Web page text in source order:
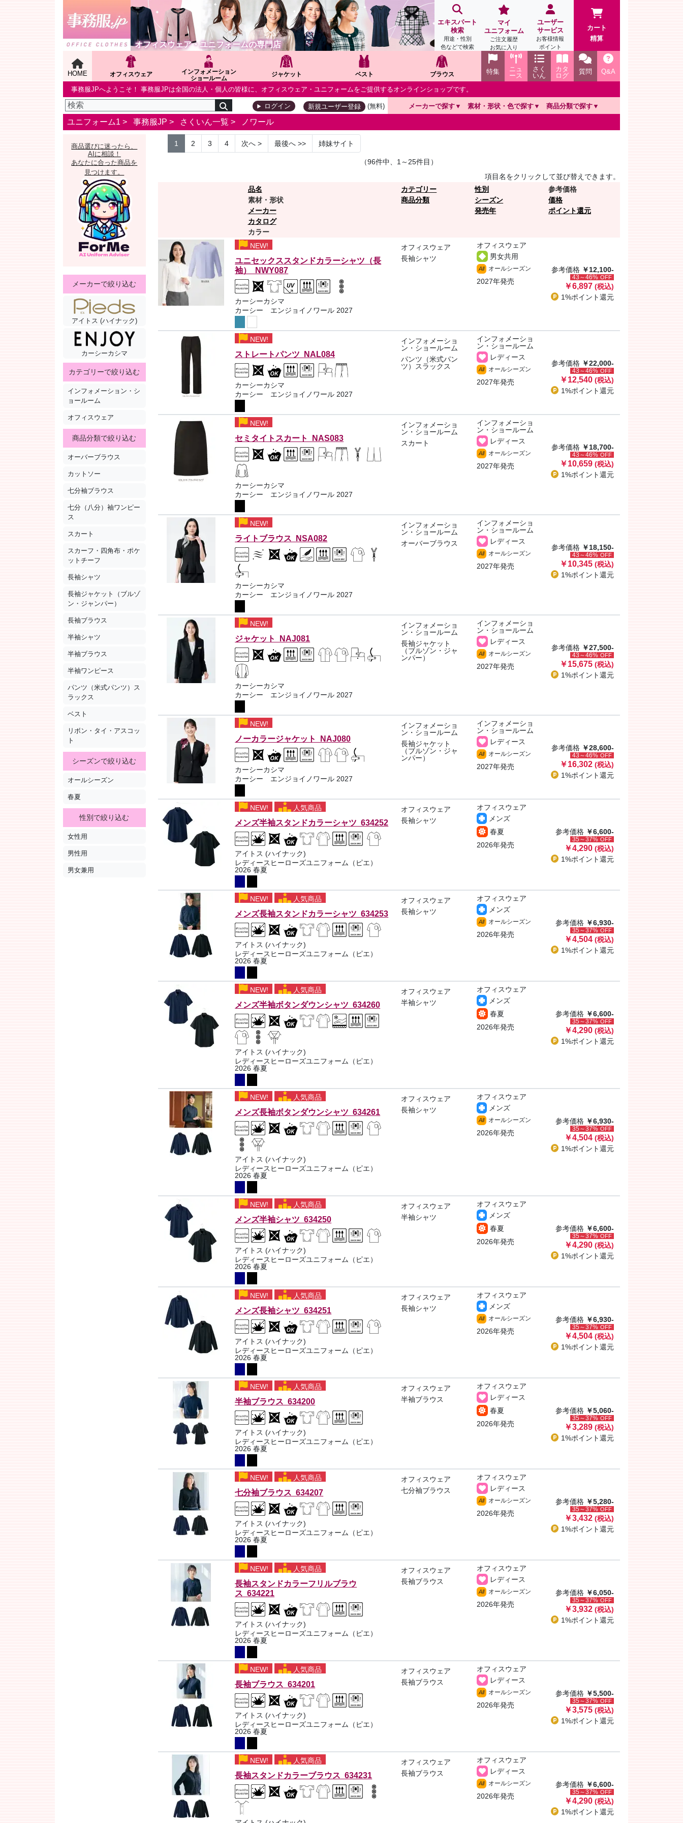
オフィスウェア・ユニフォームの専門店
エキスパート
検索
用途・性別
色などで検索
マイ
ユニフォーム
ご注文履歴
お気に入り
ユーザー
サービス
お客様情報
ポイント
カート
精算
HOME オフィスウェア
インフォメーション
ショールーム
ジャケット ベスト ブラウス Q&A
質問
カタ
ログ
さく
いん
ニュ
ース
特集
事務服JPへようこそ！ 事務服JPは全国の法人・個人の皆様に、オフィスウェア・ユニフォームをご提供するオンラインショップです。
ログイン 新規ユーザー登録 (無料) メーカーで探す 素材・形状・色で探す 商品分類で探す
ユニフォーム1 > 事務服JP > さくいん一覧 > ノワール
商品選びに迷ったら、
AIに相談！
あなたに合った商品を
見つけます。
メーカーで絞り込む
アイトス (ハイナック)
カーシーカシマ
カテゴリーで絞り込む
インフォメーション・シ
ョールーム
オフィスウェア
商品分類で絞り込む
オーバーブラウス
カットソー
七分袖ブラウス
七分（八分）袖ワンピー
ス
スカート
スカーフ・四角布・ポケ
ットチーフ
長袖シャツ
長袖ジャケット（ブルゾ
ン・ジャンパー）
長袖ブラウス
半袖シャツ
半袖ブラウス
半袖ワンピース
パンツ（米式パンツ）ス
ラックス
ベスト
リボン・タイ・アスコッ
ト
シーズンで絞り込む
オールシーズン
春夏
性別で絞り込む
女性用
男性用
男女兼用
1 2 3 4 次へ> 最後へ>> 姉妹サイト
（96件中、1～25件目）
項目名をクリックして並び替えできます。
品名
素材・形状
メーカー
カタログ
カラー
カテゴリー
商品分類
性別
シーズン
発売年
参考価格
価格
ポイント還元
NEW!
ユニセックススタンドカラーシャツ（長
袖） NWY087
カーシーカシマ
カーシー エンジョイノワール 2027
オフィスウェア
長袖シャツ
オフィスウェア
男女共用
All オールシーズン
2027年発売
参考価格 ￥12,100-
43～46% OFF
￥6,897 (税込)
1%ポイント還元
NEW!
ストレートパンツ NAL084
カーシーカシマ
カーシー エンジョイノワール 2027
インフォメーショ
ン・ショールーム
パンツ（米式パン
ツ）スラックス
インフォメーショ
ン・ショールーム
レディース
All オールシーズン
2027年発売
参考価格 ￥22,000-
43～46% OFF
￥12,540 (税込)
1%ポイント還元
NEW!
セミタイトスカート NAS083
カーシーカシマ
カーシー エンジョイノワール 2027
インフォメーショ
ン・ショールーム
スカート
インフォメーショ
ン・ショールーム
レディース
All オールシーズン
2027年発売
参考価格 ￥18,700-
43～46% OFF
￥10,659 (税込)
1%ポイント還元
NEW!
ライトブラウス NSA082
カーシーカシマ
カーシー エンジョイノワール 2027
インフォメーショ
ン・ショールーム
オーバーブラウス
インフォメーショ
ン・ショールーム
レディース
All オールシーズン
2027年発売
参考価格 ￥18,150-
43～46% OFF
￥10,345 (税込)
1%ポイント還元
NEW!
ジャケット NAJ081
カーシーカシマ
カーシー エンジョイノワール 2027
インフォメーショ
ン・ショールーム
長袖ジャケット
（ブルゾン・ジャ
ンパー）
インフォメーショ
ン・ショールーム
レディース
All オールシーズン
2027年発売
参考価格 ￥27,500-
43～46% OFF
￥15,675 (税込)
1%ポイント還元
NEW!
ノーカラージャケット NAJ080
カーシーカシマ
カーシー エンジョイノワール 2027
インフォメーショ
ン・ショールーム
長袖ジャケット
（ブルゾン・ジャ
ンパー）
インフォメーショ
ン・ショールーム
レディース
All オールシーズン
2027年発売
参考価格 ￥28,600-
43～46% OFF
￥16,302 (税込)
1%ポイント還元
NEW! 人気商品
メンズ半袖スタンドカラーシャツ 634252
アイトス (ハイナック)
レディースヒーローズユニフォーム（ピエ）
2026 春夏
オフィスウェア
長袖シャツ
オフィスウェア
メンズ
春夏
2026年発売
参考価格 ￥6,600-
35～37% OFF
￥4,290 (税込)
1%ポイント還元
NEW! 人気商品
メンズ長袖スタンドカラーシャツ 634253
アイトス (ハイナック)
レディースヒーローズユニフォーム（ピエ）
2026 春夏
オフィスウェア
長袖シャツ
オフィスウェア
メンズ
All オールシーズン
2026年発売
参考価格 ￥6,930-
35～37% OFF
￥4,504 (税込)
1%ポイント還元
NEW! 人気商品
メンズ半袖ボタンダウンシャツ 634260
アイトス (ハイナック)
レディースヒーローズユニフォーム（ピエ）
2026 春夏
オフィスウェア
半袖シャツ
オフィスウェア
メンズ
春夏
2026年発売
参考価格 ￥6,600-
35～37% OFF
￥4,290 (税込)
1%ポイント還元
NEW! 人気商品
メンズ長袖ボタンダウンシャツ 634261
アイトス (ハイナック)
レディースヒーローズユニフォーム（ピエ）
2026 春夏
オフィスウェア
長袖シャツ
オフィスウェア
メンズ
All オールシーズン
2026年発売
参考価格 ￥6,930-
35～37% OFF
￥4,504 (税込)
1%ポイント還元
NEW! 人気商品
メンズ半袖シャツ 634250
アイトス (ハイナック)
レディースヒーローズユニフォーム（ピエ）
2026 春夏
オフィスウェア
半袖シャツ
オフィスウェア
メンズ
春夏
2026年発売
参考価格 ￥6,600-
35～37% OFF
￥4,290 (税込)
1%ポイント還元
NEW! 人気商品
メンズ長袖シャツ 634251
アイトス (ハイナック)
レディースヒーローズユニフォーム（ピエ）
2026 春夏
オフィスウェア
長袖シャツ
オフィスウェア
メンズ
All オールシーズン
2026年発売
参考価格 ￥6,930-
35～37% OFF
￥4,504 (税込)
1%ポイント還元
NEW! 人気商品
半袖ブラウス 634200
アイトス (ハイナック)
レディースヒーローズユニフォーム（ピエ）
2026 春夏
オフィスウェア
半袖ブラウス
オフィスウェア
レディース
春夏
2026年発売
参考価格 ￥5,060-
35～37% OFF
￥3,289 (税込)
1%ポイント還元
NEW! 人気商品
七分袖ブラウス 634207
アイトス (ハイナック)
レディースヒーローズユニフォーム（ピエ）
2026 春夏
オフィスウェア
七分袖ブラウス
オフィスウェア
レディース
All オールシーズン
2026年発売
参考価格 ￥5,280-
35～37% OFF
￥3,432 (税込)
1%ポイント還元
NEW! 人気商品
長袖スタンドカラーフリルブラウ
ス 634221
アイトス (ハイナック)
レディースヒーローズユニフォーム（ピエ）
2026 春夏
オフィスウェア
長袖ブラウス
オフィスウェア
レディース
All オールシーズン
2026年発売
参考価格 ￥6,050-
35～37% OFF
￥3,932 (税込)
1%ポイント還元
NEW! 人気商品
長袖ブラウス 634201
アイトス (ハイナック)
レディースヒーローズユニフォーム（ピエ）
2026 春夏
オフィスウェア
長袖ブラウス
オフィスウェア
レディース
All オールシーズン
2026年発売
参考価格 ￥5,500-
35～37% OFF
￥3,575 (税込)
1%ポイント還元
NEW! 人気商品
長袖スタンドカラーブラウス 634231
オフィスウェア
長袖ブラウス
オフィスウェア
レディース
All オールシーズン
2026年発売
参考価格 ￥6,600-
35～37% OFF
￥4,290 (税込)
1%ポイント還元